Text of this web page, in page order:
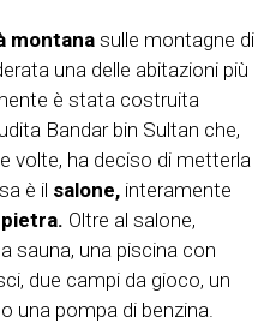
montana sulle montagne di
una delle abitazioni più
è stata costruita
Bandar bin Sultan che,
volte, ha deciso di metterla
è il salone, interamente
pietra. Oltre al salone,
sauna, una piscina con
due campi da gioco, un
una pompa di benzina.